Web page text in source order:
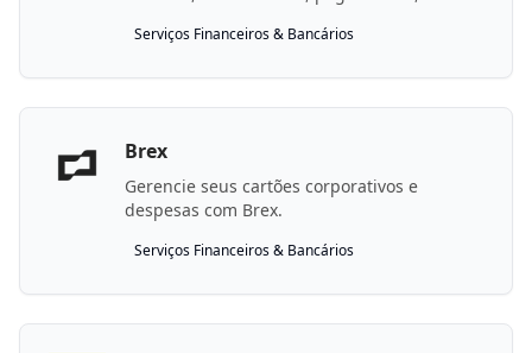
Serviços Financeiros & Bancários
Brex
Gerencie seus cartões corporativos e
despesas com Brex.
Serviços Financeiros & Bancários